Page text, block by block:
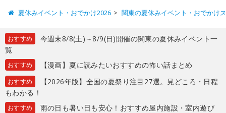
夏休みイベント・おでかけ2026 関東の夏休みイベント・おでかけ
おすすめ
今週末8/8(土)～8/9(日)開催の関東の夏休みイベント一
覧
おすすめ 【漫画】夏に読みたいおすすめの怖い話まとめ
おすすめ
【2026年版】全国の夏祭り注目27選。見どころ・日程
もわかる！
おすすめ
雨の日も暑い日も安心！おすすめ屋内施設・室内遊び